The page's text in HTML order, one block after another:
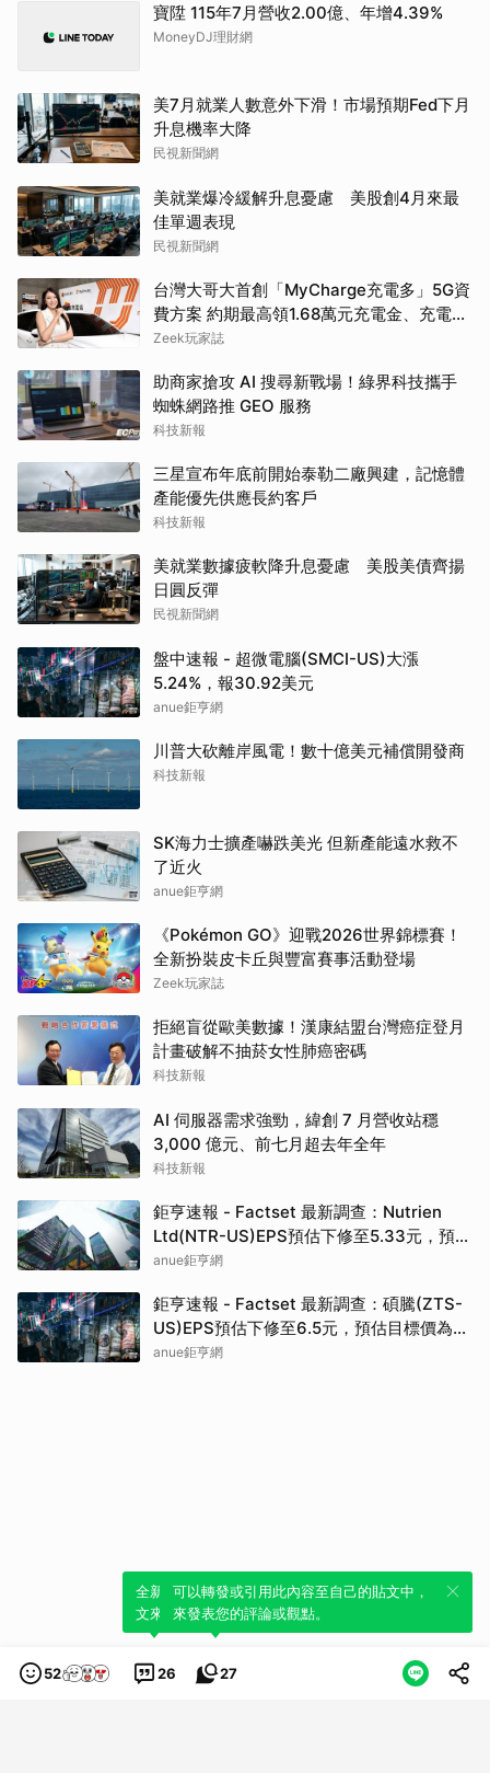
寶陞 115年7月營收2.00億、年增4.39%
MoneyDJ理財網
美7月就業人數意外下滑！市場預期Fed下月
升息機率大降
民視新聞網
美就業爆冷緩解升息憂慮 美股創4月來最
佳單週表現
民視新聞網
台灣大哥大首創「MyCharge充電多」5G資
費方案 約期最高領1.68萬元充電金、充電最
高89折
Zeek玩家誌
助商家搶攻 AI 搜尋新戰場！綠界科技攜手
蜘蛛網路推 GEO 服務
科技新報
三星宣布年底前開始泰勒二廠興建，記憶體
產能優先供應長約客戶
科技新報
美就業數據疲軟降升息憂慮 美股美債齊揚
日圓反彈
民視新聞網
盤中速報 - 超微電腦(SMCI-US)大漲
5.24%，報30.92美元
anue鉅亨網
川普大砍離岸風電！數十億美元補償開發商
科技新報
SK海力士擴產嚇跌美光 但新產能遠水救不
了近火
anue鉅亨網
《Pokémon GO》迎戰2026世界錦標賽！
全新扮裝皮卡丘與豐富賽事活動登場
Zeek玩家誌
拒絕盲從歐美數據！漢康結盟台灣癌症登月
計畫破解不抽菸女性肺癌密碼
科技新報
AI 伺服器需求強勁，緯創 7 月營收站穩
3,000 億元、前七月超去年全年
科技新報
鉅亨速報 - Factset 最新調查：Nutrien
Ltd(NTR-US)EPS預估下修至5.33元，預估
目標價為80.00元
anue鉅亨網
鉅亨速報 - Factset 最新調查：碩騰(ZTS-
US)EPS預估下修至6.5元，預估目標價為
90.00元
anue鉅亨網
52 26
全新體驗！一鍵引用此內容，透過發布貼
文來輕鬆表達個人立場。
27
可以轉發或引用此內容至自己的貼文中，
來發表您的評論或觀點。